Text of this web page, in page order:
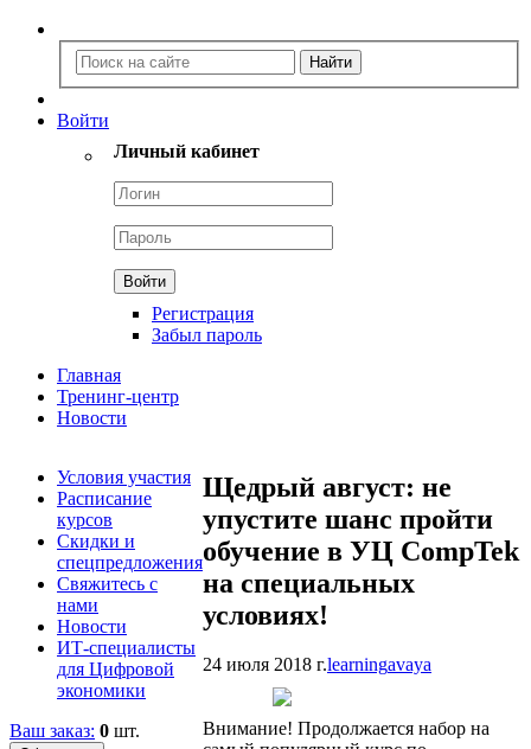
Войти
Личный кабинет
Регистрация
Забыл пароль
Главная
Тренинг-центр
Новости
Условия участия
Расписание
курсов
Скидки и
спецпредложения
Свяжитесь с
нами
Новости
ИТ-специалисты
для Цифровой
экономики
Ваш заказ: 0 шт.
Щедрый август: не
упустите шанс пройти
обучение в УЦ CompTek
на специальных
условиях!
24 июля 2018 г.learningavaya
Внимание! Продолжается набор на